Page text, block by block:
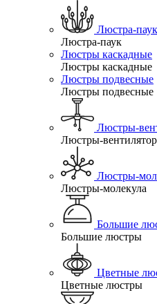
Люстра-паук
Люстра-паук
Люстры каскадные
Люстры каскадные
Люстры подвесные
Люстры подвесные
Люстры-
Люстры-
Люстры-
Люстры-молекула
Большие
Большие люстры
Цветные
Цветные люстры